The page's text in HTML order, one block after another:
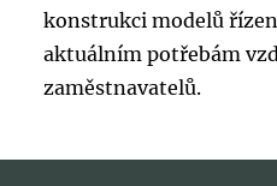
konstrukci modelů
aktuálním potřebám
zaměstnavatelů.